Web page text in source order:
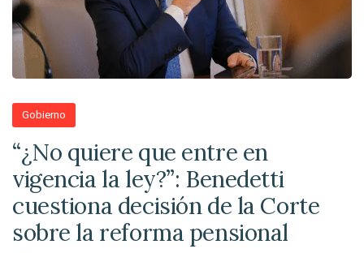
Gobierno
“¿No quiere que entre en
vigencia la ley?”: Benedetti
cuestiona decisión de la Corte
sobre la reforma pensional